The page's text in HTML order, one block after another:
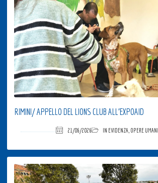
RIMINI/ APPELLO DEL LIONS CLUB ALL’EXPOAID
21/06/2026 IN EVIDENZA OPERE